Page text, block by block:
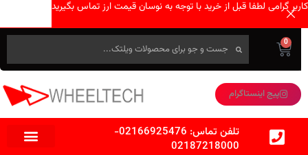
0
پیج اینستاگرام
تلفن تماس: 02166925476
-
02187218000
کاربر گرامی لطفا قبل از خرید با توجه به نوسان قیمت ارز تماس بگیرید